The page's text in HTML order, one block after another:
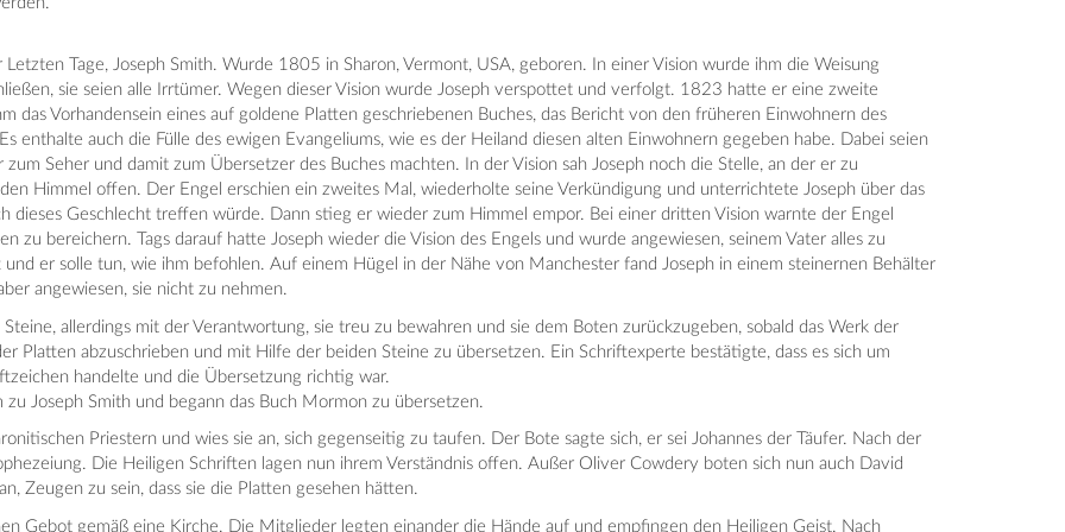
Tage, Joseph Smith. Wurde 1805 in Sharon, Vermont, USA, geboren. In einer Vision wurde ihm die Weisung
sie seien alle Irrtümer. Wegen dieser Vision wurde Joseph verspottet und verfolgt. 1823 hatte er eine zweite
das Vorhandensein eines auf goldene Platten geschriebenen Buches, das Bericht von den früheren Einwohnern des
enthalte auch die Fülle des ewigen Evangeliums, wie es der Heiland diesen alten Einwohnern gegeben habe. Dabei seien
Seher und damit zum Übersetzer des Buches machten. In der Vision sah Joseph noch die Stelle, an der er zu
Himmel offen. Der Engel erschien ein zweites Mal, wiederholte seine Verkündigung und unterrichtete Joseph über das
dieses Geschlecht treffen würde. Dann stieg er wieder zum Himmel empor. Bei einer dritten Vision warnte der Engel
zu bereichern. Tags darauf hatte Joseph wieder die Vision des Engels und wurde angewiesen, seinem Vater alles zu
er solle tun, wie ihm befohlen. Auf einem Hügel in der Nähe von Manchester fand Joseph in einem steinernen Behälter
angewiesen, sie nicht zu nehmen.
allerdings mit der Verantwortung, sie treu zu bewahren und sie dem Boten zurückzugeben, sobald das Werk der
Platten abzuschrieben und mit Hilfe der beiden Steine zu übersetzen. Ein Schriftexperte bestätigte, dass es sich um
handelte und die Übersetzung richtig war.
Joseph Smith und begann das Buch Mormon zu übersetzen.
Priestern und wies sie an, sich gegenseitig zu taufen. Der Bote sagte sich, er sei Johannes der Täufer. Nach der
Die Heiligen Schriften lagen nun ihrem Verständnis offen. Außer Oliver Cowdery boten sich nun auch David
Zeugen zu sein, dass sie die Platten gesehen hätten.
Gebot gemäß eine Kirche. Die Mitglieder legten einander die Hände auf und empfingen den Heiligen Geist. Nach